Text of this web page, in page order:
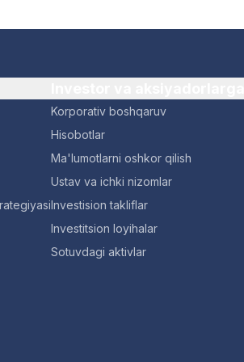
Korporativ boshqaruv
Hisobotlar
Ma'lumotlarni oshkor qilish
Ustav va ichki nizomlar
Investision takliflar
Investitsion loyihalar
Sotuvdagi aktivlar